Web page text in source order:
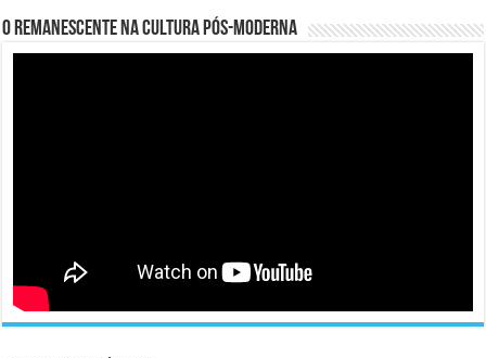
O remanescente na cultura pós-moderna